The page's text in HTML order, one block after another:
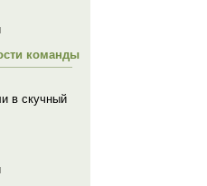
команды
в скучный